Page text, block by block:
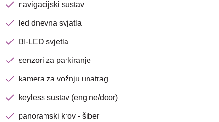
navigacijski sustav
led dnevna svjatla
BI-LED svjetla
senzori za parkiranje
kamera za vožnju unatrag
keyless sustav (engine/door)
panoramski krov - šiber